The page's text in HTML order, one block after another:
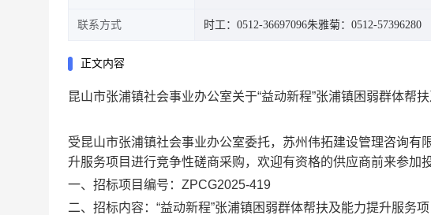
联系方式 时工：0512-36697096朱雅菊：0512-57396280
正文内容
昆山市张浦镇社会事业办公室关于“益动新程”张浦镇困弱群体帮
受昆山市张浦镇社会事业办公室委托，苏州伟拓建设管理咨询有
升服务项目进行竞争性磋商采购，欢迎有资格的供应商前来参加投
一、招标项目编号：ZPCG2025-419
二、招标内容：“益动新程”张浦镇困弱群体帮扶及能力提升服务项